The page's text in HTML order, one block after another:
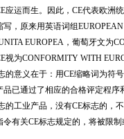
应运而生。因此，CE代表欧洲
写，原来用英语词组
EUROPEA，葡萄牙文为
视为CONFORMITY WITH
的意义在于：用CE缩略词为符
品已通过了相应的合格评定程
的工业产品，没有CE标志的，
令有关CE标志规定的，将被限